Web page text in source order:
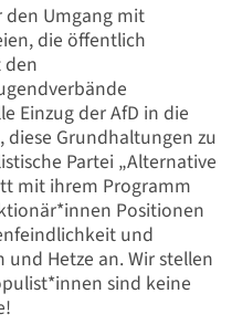
den Umgang mit
die öffentlich
Einzug der AfD in die
diese Grundhaltungen zu
Partei „Alternative
mit ihrem Programm
Positionen
und
Hetze an. Wir stellen
sind keine